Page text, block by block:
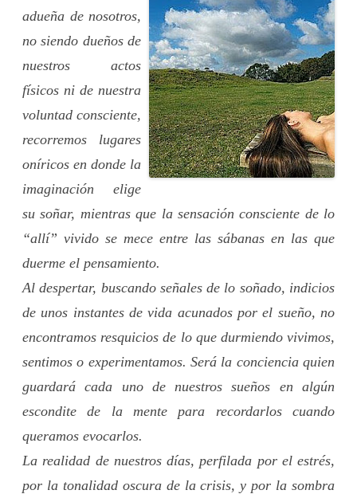
adueña de nosotros,
no siendo dueños de
nuestros actos
físicos ni de nuestra
voluntad consciente,
recorremos lugares
oníricos en donde la
imaginación elige
su soñar, mientras que la sensación consciente de lo
“allí” vivido se mece entre las sábanas en las que
duerme el pensamiento.
Al despertar, buscando señales de lo soñado, indicios
de unos instantes de vida acunados por el sueño, no
encontramos resquicios de lo que durmiendo vivimos,
sentimos o experimentamos. Será la conciencia quien
guardará cada uno de nuestros sueños en algún
escondite de la mente para recordarlos cuando
queramos evocarlos.
La realidad de nuestros días, perfilada por el estrés,
por la tonalidad oscura de la crisis, y por la sombra